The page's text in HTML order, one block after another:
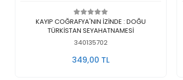
Stokta Yok
KAYIP COĞRAFYA'NIN İZİNDE : DOĞU
TÜRKİSTAN SEYAHATNAMESİ
340135702
349,00 TL